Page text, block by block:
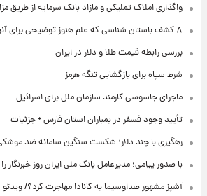
واگذاری املاک تملیکی و مازاد بانک سرمایه از طریق
۸ کشف باستان شناسی که علم هنوز توضیحی برای آنها ندارد+ تصاویر
بررسی رابطه قیمت طلا و دلار در ایران
شرط سپاه برای بازگشایی تنگه هرمز
ماجرای جاسوسی کارمند سازمان ملل برای اسرائیل
تأیید وجود فسفر در بمباران استان فارس + جزئیات
رهگیری با چند دلار؛ شکست سنگین سامانه ضد
با صدور پیامی؛ مدیرعامل بانک ملی ایران روز خبرنگار
آشپز مشهور صداوسیما به کانادا مهاجرت کرد؟/ ویدئو